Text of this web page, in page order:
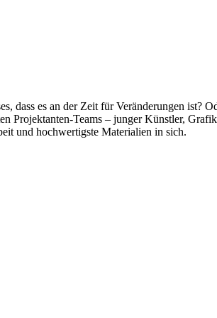
dass es an der Zeit für Veränderungen ist?
Projektanten-Teams – junger Künstler,
und hochwertigste Materialien in sich.